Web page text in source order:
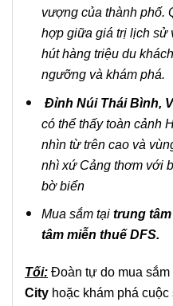
vượng của thành phố.
hợp giữa giá trị lịch sử
hút hàng triệu du
ngưỡng và khám phá.
Đỉnh Núi Thái Bình,
có thể thấy toàn cảnh
nhìn từ trên cao và
nhì xứ Cảng thơm với
bờ biển
Mua sắm tại trung
tâm miễn thuế DFS.
Tối: Đoàn tự do mua sắm
City hoặc khám phá